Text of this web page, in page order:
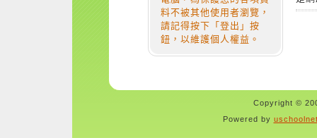
料不被其他使用者瀏覽，
請記得按下「登出」按
鈕，以維護個人權益。
Copyright ©
Powered by